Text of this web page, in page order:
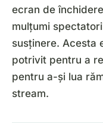
ecran de
mulțumi
susținere. Acesta
potrivit pentru a
pentru a-și lua
stream.